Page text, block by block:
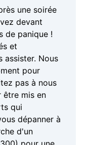
une soirée
devant
de panique !
et
assister. Nous
pour
pas à nous
être mis en
qui
dépanner à
d'un